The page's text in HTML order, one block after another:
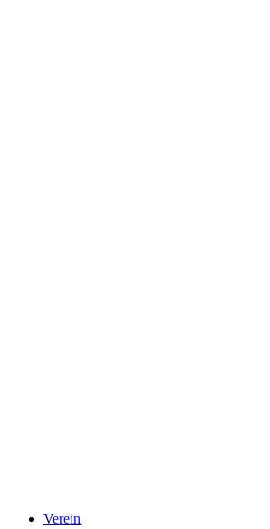
Verein